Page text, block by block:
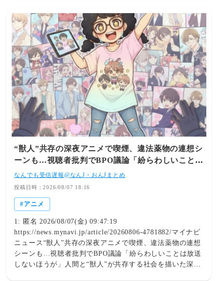
法薬物とみられるものの使用シーンもあり、深夜帯とはい
え問題ではないか」などと批判する意見が寄せられた。
・ ・ 別の委員は「社会的な問題になっているときに、紛
らわしいことを放送でしないほうがいいと思う」と指摘。
作品内に自己注射のシーンがあったとして、「覚醒剤の使
用のほかに何か考えられますか」と疑問を呈した。
2026/08/07(金) 09:47:19
“獣人”共存の深夜アニメで喫煙、違法薬物の連想シ
ーンも…視聴者批判でBPO議論「紛らわしいことは
放送しないほうが」
なんでも受信遅報@なんJ・おんJまとめ
投稿日時：2026/08/07 18:16
アニメ
1: 匿名 2026/08/07(金) 09:47:19
https://news.mynavi.jp/article/20260806-4781882/マイナビ
ニュース“獣人”共存の深夜アニメで喫煙、違法薬物の連想
シーンも…視聴者批判でBPO議論「紛らわしいことは放送
しないほうが」人間と“獣人”が共存する社会を描いた深夜